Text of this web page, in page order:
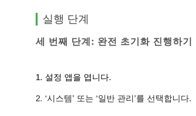
실행 단계
세 번째 단계: 완전 초기화 진행하기
1. 설정 앱을 엽니다.
2. ‘시스템’ 또는 ‘일반 관리’를 선택합니다.